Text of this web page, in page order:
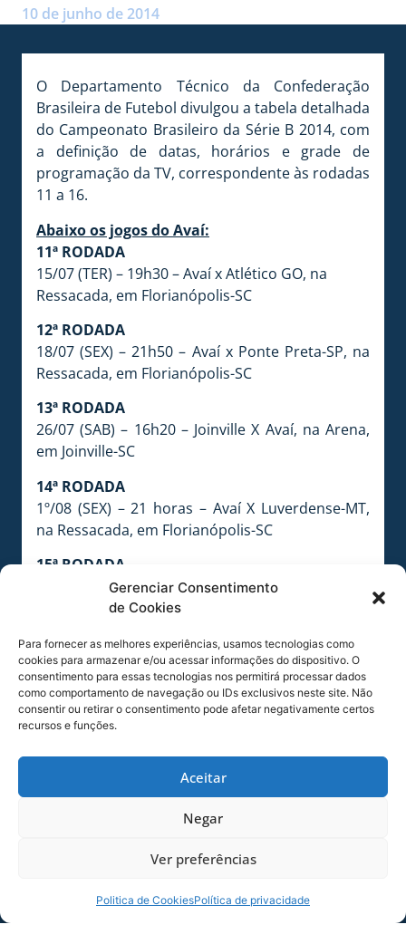
Gerenciar Consentimento
de Cookies
Para fornecer as melhores experiências, usamos tecnologias como
cookies para armazenar e/ou acessar informações do dispositivo. O
consentimento para essas tecnologias nos permitirá processar dados
como comportamento de navegação ou IDs exclusivos neste site. Não
consentir ou retirar o consentimento pode afetar negativamente certos
recursos e funções.
Aceitar
Negar
Ver preferências
Politica de CookiesPolítica de privacidade
10 de junho de 2014
O Departamento Técnico da Confederação
Brasileira de Futebol divulgou a tabela detalhada
do Campeonato Brasileiro da Série B 2014, com
a definição de datas, horários e grade de
programação da TV, correspondente às rodadas
11 a 16.
Abaixo os jogos do Avaí:
11ª RODADA
15/07 (TER) – 19h30 – Avaí x Atlético GO, na
Ressacada, em Florianópolis-SC
12ª RODADA
18/07 (SEX) – 21h50 – Avaí x Ponte Preta-SP, na
Ressacada, em Florianópolis-SC
13ª RODADA
26/07 (SAB) – 16h20 – Joinville X Avaí, na Arena,
em Joinville-SC
14ª RODADA
1º/08 (SEX) – 21 horas – Avaí X Luverdense-MT,
na Ressacada, em Florianópolis-SC
15ª RODADA
09/08 (SAB) – 21 horas – Oeste-SP X Avaí, no
Estádio dos Amaros, em Itápolis-SP
16ª RODADA
12/08 (TER) – 21 horas – Avaí X América-MG, na
Ressacada, em Florianópolis-SC
COMPARTILHE ESSA NOTÍCIA
MAIS NOTÍCIAS